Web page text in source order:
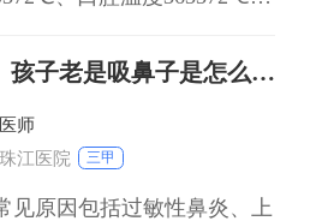
单安全，需保持腋下干燥10
过厚影响结果。 口腔测量
头部，适合能配合的宝宝，
你好。我问一下。孩子老是吸鼻子是怎么回事
师
江医院
三甲
见原因包括过敏性鼻炎、上